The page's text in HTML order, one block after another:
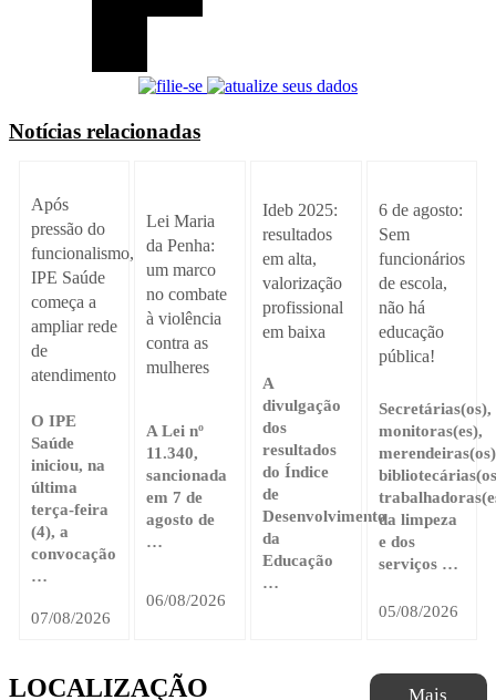
Notícias relacionadas
Após
pressão do
funcionalismo,
IPE Saúde
começa a
ampliar rede
de
atendimento
O IPE
Saúde
iniciou, na
última
terça-feira
(4), a
convocação
…
07/08/2026
Lei Maria
da Penha:
um marco
no combate
à violência
contra as
mulheres
A Lei nº
11.340,
sancionada
em 7 de
agosto de
…
06/08/2026
Ideb 2025:
resultados
em alta,
valorização
profissional
em baixa
A
divulgação
dos
resultados
do Índice
de
Desenvolvimento
da
Educação
…
6 de agosto:
Sem
funcionários
de escola,
não há
educação
pública!
Secretárias(os),
monitoras(es),
da limpeza
e dos
serviços …
05/08/2026
Mais
LOCALIZAÇÃO